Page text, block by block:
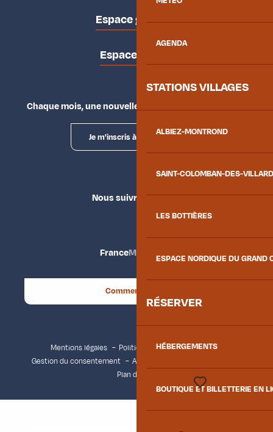
AGENDA
STATIONS VILLAGES
ALBIEZ-MONTROND
SAINT-COLOMBAN-DES-
LES BOTTIÈRES
ESPACE NORDIQUE DU GRAND
RÉSERVER
HÉBERGEMENTS
BOUTIQUE ET BILLETTERIE EN
Espace groupes
Espace presse
Chaque mois, une nouvelle façon d'explorer la vallée.
Je m'inscris à la newsletter
Nous suivre
FranceMaurienne
Comment venir ?
Mentions légales
Politique de confidentialité
Gestion du consentement
Accessibilité : non conforme
Plan du site